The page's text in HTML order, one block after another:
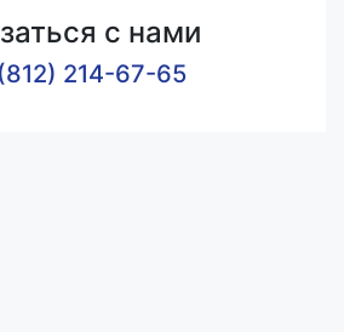
с нами
214-67-65